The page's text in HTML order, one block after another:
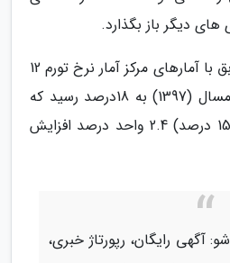
های دیگر باز بگذارد.
به گزارش خبرنگاران، مطابق با آمارهای مرکز آمار نرخ تورم 12
ماهه منتهی به آذر ماه امسال (1397) به 18درصد رسید که
نسبت به ماه گذشته (15.6 درصد) 2.4 واحد درصد افزایش
آگهی رایگان، رپورتاژ خبری،